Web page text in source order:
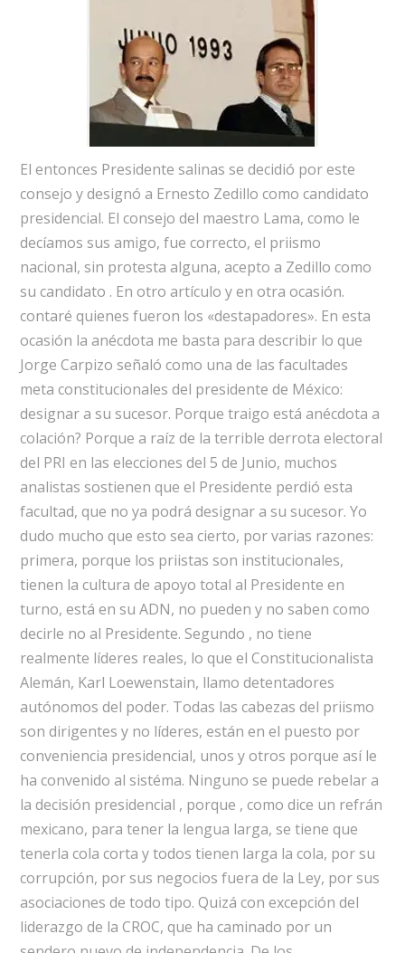
El entonces Presidente salinas se decidió por este
consejo y designó a Ernesto Zedillo como candidato
presidencial. El consejo del maestro Lama, como le
decíamos sus amigo, fue correcto, el priismo
nacional, sin protesta alguna, acepto a Zedillo como
su candidato . En otro artículo y en otra ocasión.
contaré quienes fueron los «destapadores». En esta
ocasión la anécdota me basta para describir lo que
Jorge Carpizo señaló como una de las facultades
meta constitucionales del presidente de México:
designar a su sucesor. Porque traigo está anécdota a
colación? Porque a raíz de la terrible derrota electoral
del PRI en las elecciones del 5 de Junio, muchos
analistas sostienen que el Presidente perdió esta
facultad, que no ya podrá designar a su sucesor. Yo
dudo mucho que esto sea cierto, por varias razones:
primera, porque los priistas son institucionales,
tienen la cultura de apoyo total al Presidente en
turno, está en su ADN, no pueden y no saben como
decirle no al Presidente. Segundo , no tiene
realmente líderes reales, lo que el Constitucionalista
Alemán, Karl Loewenstain, llamo detentadores
autónomos del poder. Todas las cabezas del priismo
son dirigentes y no líderes, están en el puesto por
conveniencia presidencial, unos y otros porque así le
ha convenido al sistéma. Ninguno se puede rebelar a
la decisión presidencial , porque , como dice un refrán
mexicano, para tener la lengua larga, se tiene que
tenerla cola corta y todos tienen larga la cola, por su
corrupción, por sus negocios fuera de la Ley, por sus
asociaciones de todo tipo. Quizá con excepción del
liderazgo de la CROC, que ha caminado por un